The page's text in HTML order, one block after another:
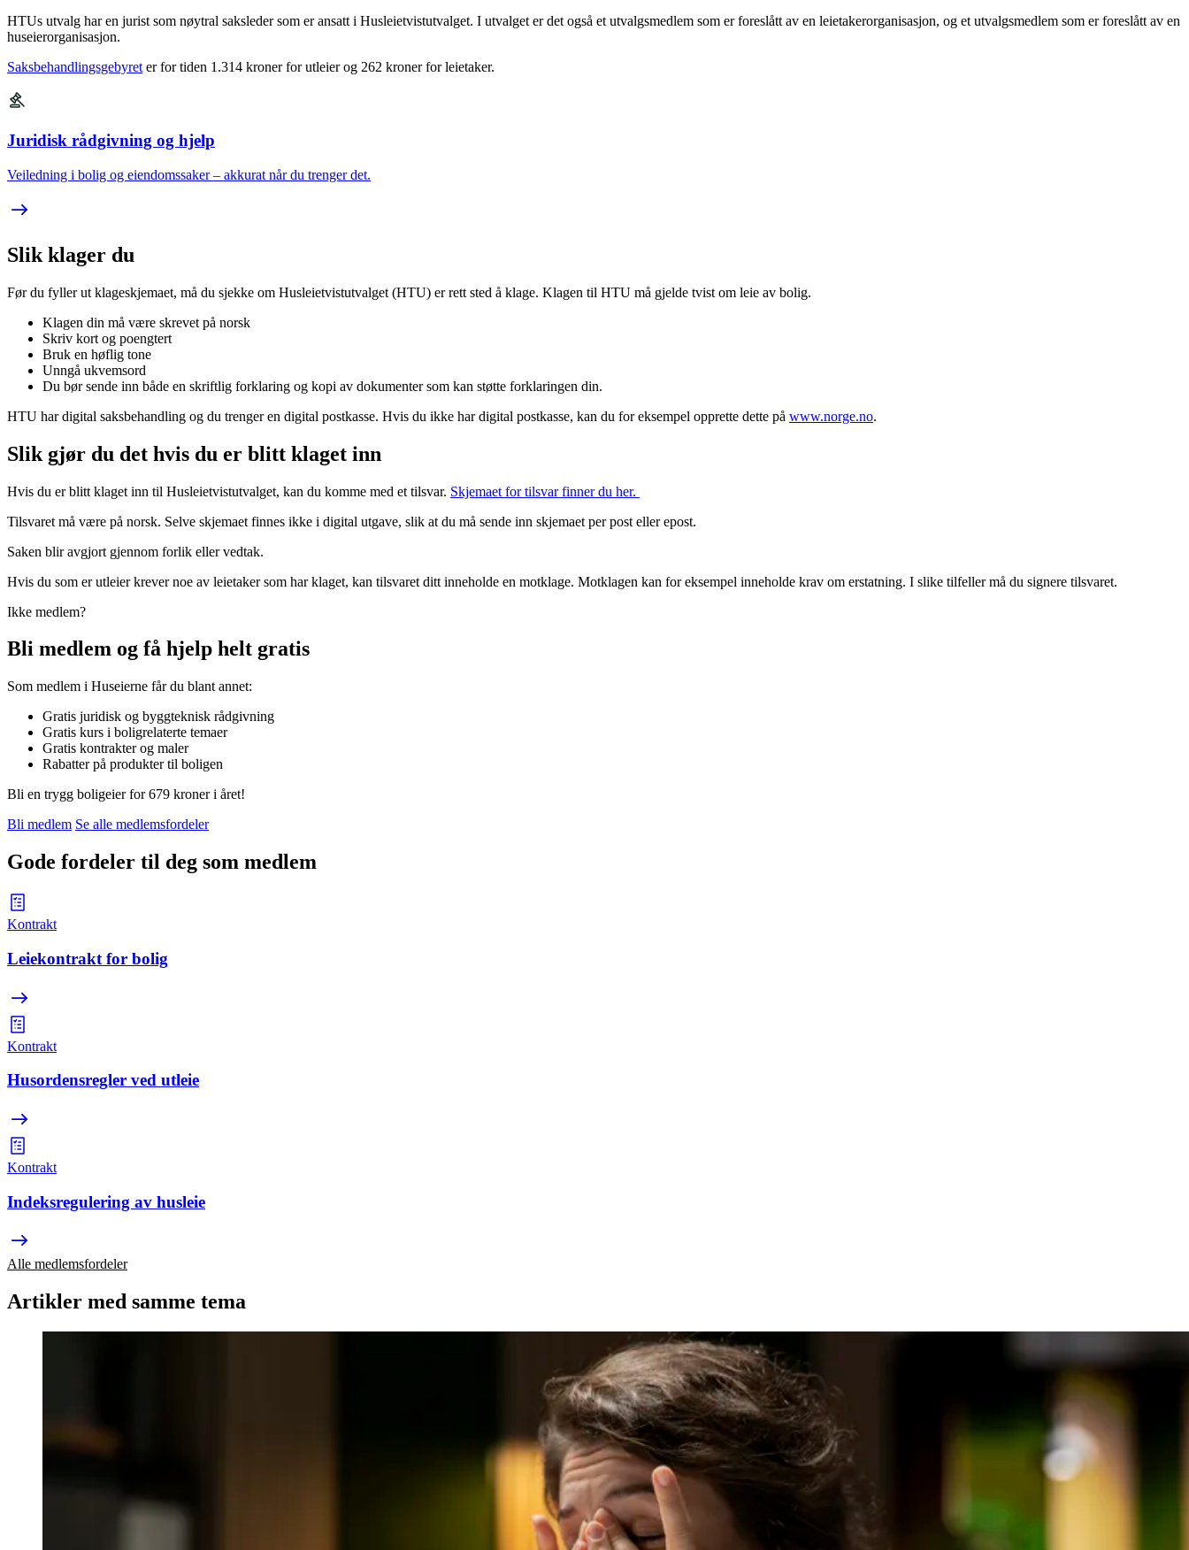
HTUs utvalg har en jurist som nøytral saksleder som er ansatt i Husleietvistutvalget. I utvalget er det også et utvalgsmedlem som er foreslått av en leietakerorganisasjon, og et utvalgsmedlem som er foreslått av en
huseierorganisasjon.
Saksbehandlingsgebyreter for tiden 1.314 kroner for utleier og 262 kroner for leietaker.
Juridisk rådgivning og hjelp
Veiledning i bolig og eiendomssaker – akkurat når du trenger det.
Slik klager du
Før du fyller ut klageskjemaet, må du sjekke om Husleietvistutvalget (HTU) er rett sted å klage. Klagen til HTU må gjelde tvist om leie av bolig.
Klagen din må være skrevet på norsk
Skriv kort og poengtert
Bruk en høflig tone
Unngå ukvemsord
Du bør sende inn både en skriftlig forklaring og kopi av dokumenter som kan støtte forklaringen din.
HTU har digital saksbehandling og du trenger en digital postkasse. Hvis du ikke har digital postkasse, kan du for eksempel opprette dette på www.norge.no.
Slik gjør du det hvis du er blitt klaget inn
Hvis du er blitt klaget inn til Husleietvistutvalget, kan du komme med et tilsvar. Skjemaet for tilsvar finner du her.
Tilsvaret må være på norsk. Selve skjemaet finnes ikke i digital utgave, slik at du må sende inn skjemaet per post eller epost.
Saken blir avgjort gjennom forlik eller vedtak.
Hvis du som er utleier krever noe av leietaker som har klaget, kan tilsvaret ditt inneholde en motklage. Motklagen kan for eksempel inneholde krav om erstatning. I slike tilfeller må du signere tilsvaret.
Ikke medlem?
Bli medlem og få hjelp helt gratis
Som medlem i Huseierne får du blant annet:
Gratis juridisk og byggteknisk rådgivning
Gratis kurs i boligrelaterte temaer
Gratis kontrakter og maler
Rabatter på produkter til boligen
Bli en trygg boligeier for 679 kroner i året!
Bli medlem Se alle medlemsfordeler
Gode fordeler til deg som medlem
Kontrakt
Leiekontrakt for bolig
Kontrakt
Husordensregler ved utleie
Kontrakt
Indeksregulering av husleie
Alle medlemsfordeler
Artikler med samme tema